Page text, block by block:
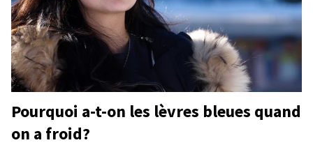
Pourquoi a-t-on les lèvres bleues quand
on a froid?